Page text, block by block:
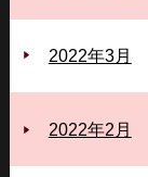
2022年3月
2022年2月